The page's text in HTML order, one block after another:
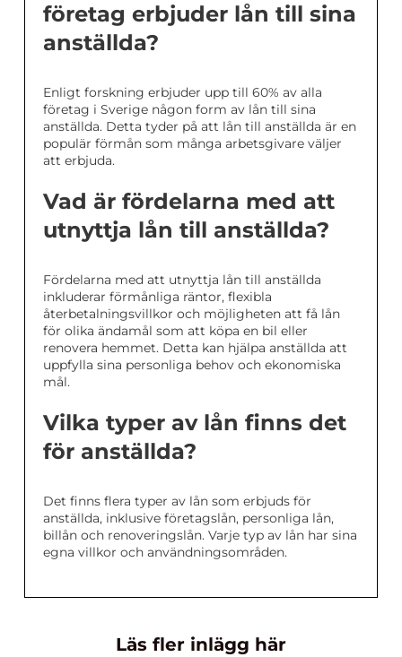
företag erbjuder lån till sina
anställda?
Enligt forskning erbjuder upp till 60% av alla
företag i Sverige någon form av lån till sina
anställda. Detta tyder på att lån till anställda är en
populär förmån som många arbetsgivare väljer
att erbjuda.
Vad är fördelarna med att
utnyttja lån till anställda?
Fördelarna med att utnyttja lån till anställda
inkluderar förmånliga räntor, flexibla
återbetalningsvillkor och möjligheten att få lån
för olika ändamål som att köpa en bil eller
renovera hemmet. Detta kan hjälpa anställda att
uppfylla sina personliga behov och ekonomiska
mål.
Vilka typer av lån finns det
för anställda?
Det finns flera typer av lån som erbjuds för
anställda, inklusive företagslån, personliga lån,
billån och renoveringslån. Varje typ av lån har sina
egna villkor och användningsområden.
Läs fler inlägg här